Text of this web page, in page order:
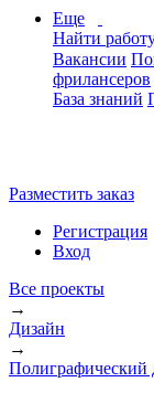
Еще
Найти
Вакансии
фрилансеров
База знаний
Разместить заказ
Регистрация
Вход
Все проекты
→
Дизайн
→
Полиграфический